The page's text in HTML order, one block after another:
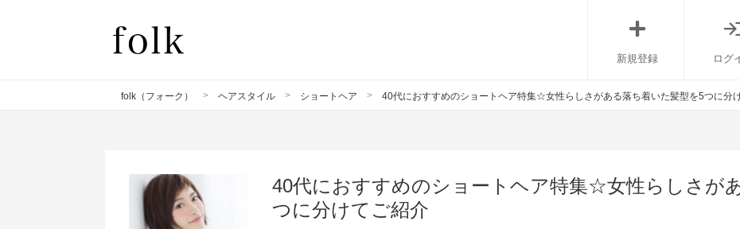
新規登録 ログ
folk（フォーク） ヘアスタイル ショートヘア 40代におすすめのショートヘア特集☆女性らしさがある落ち着いた髪型を5つに分
40代におすすめのショートヘア特集☆女性らしさが
つに分けてご紹介